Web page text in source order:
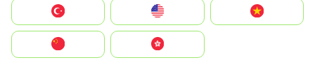
United States
中國香港特別行政區